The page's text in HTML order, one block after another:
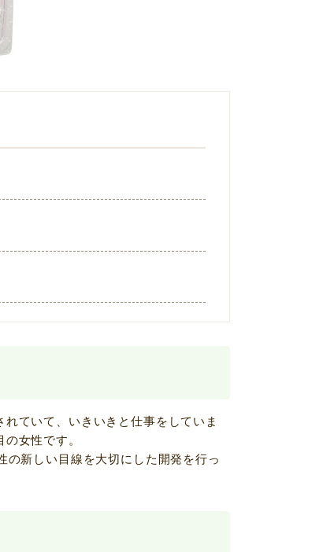
ていて、いきいきと仕事をしていま
女性です。
の新しい目線を大切にした開発を行っ